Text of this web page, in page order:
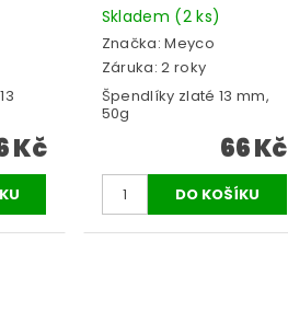
Kč
Skladem (2 ks)
Značka:Meyco
Záruka: 2 roky
Špendlíky zlaté 13 mm,
50g
66 Kč